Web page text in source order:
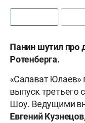
Панин шутил про
Ротенберга.
«Салават Юлаев»
выпуск третьего
Шоу. Ведущими
Евгений